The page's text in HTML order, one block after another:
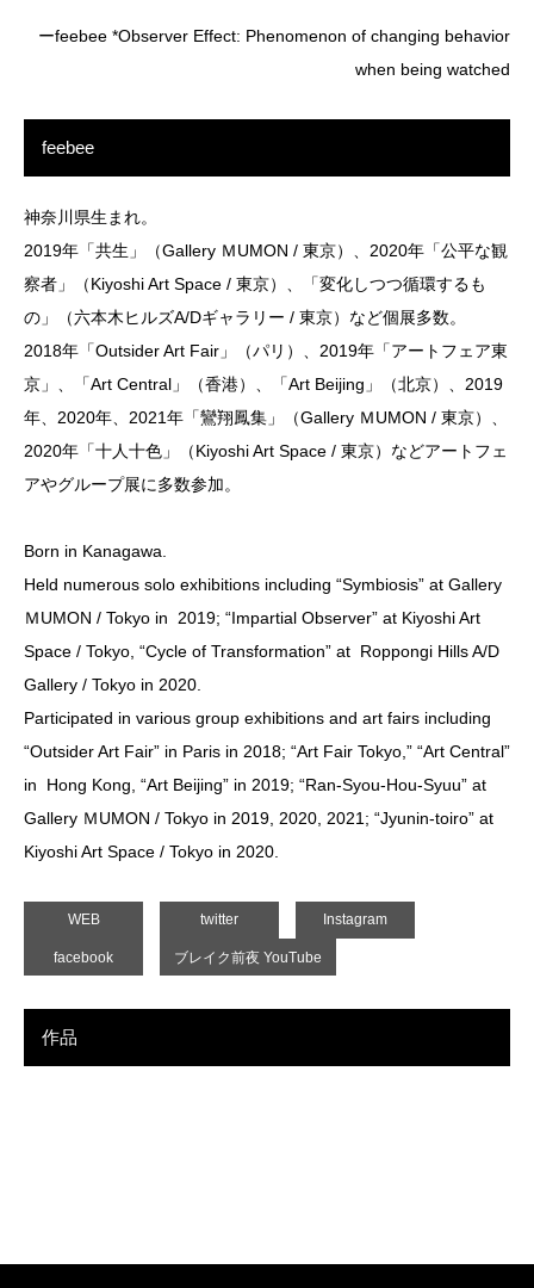
ーfeebee *Observer Effect: Phenomenon of changing behavior
when being watched
feebee
神奈川県生まれ。
2019年「共生」（Gallery ＭUMON / 東京）、2020年「公平な観
察者」（Kiyoshi Art Space / 東京）、「変化しつつ循環するも
の」（六本木ヒルズA/Dギャラリー / 東京）など個展多数。
2018年「Outsider Art Fair」（パリ）、2019年「アートフェア東
京」、「Art Central」（香港）、「Art Beijing」（北京）、2019
年、2020年、2021年「鸞翔鳳集」（Gallery ＭUMON / 東京）、
2020年「十人十色」（Kiyoshi Art Space / 東京）などアートフェ
アやグループ展に多数参加。
Born in Kanagawa.
Held numerous solo exhibitions including “Symbiosis” at Gallery
ＭUMON / Tokyo in 2019; “Impartial Observer” at Kiyoshi Art
Space / Tokyo, “Cycle of Transformation” at Roppongi Hills A/D
Gallery / Tokyo in 2020.
Participated in various group exhibitions and art fairs including
“Outsider Art Fair” in Paris in 2018; “Art Fair Tokyo,” “Art Central”
in Hong Kong, “Art Beijing” in 2019; “Ran-Syou-Hou-Syuu” at
Gallery ＭUMON / Tokyo in 2019, 2020, 2021; “Jyunin-toiro” at
Kiyoshi Art Space / Tokyo in 2020.
WEB twitter Instagram
facebook ブレイク前夜 YouTube
作品